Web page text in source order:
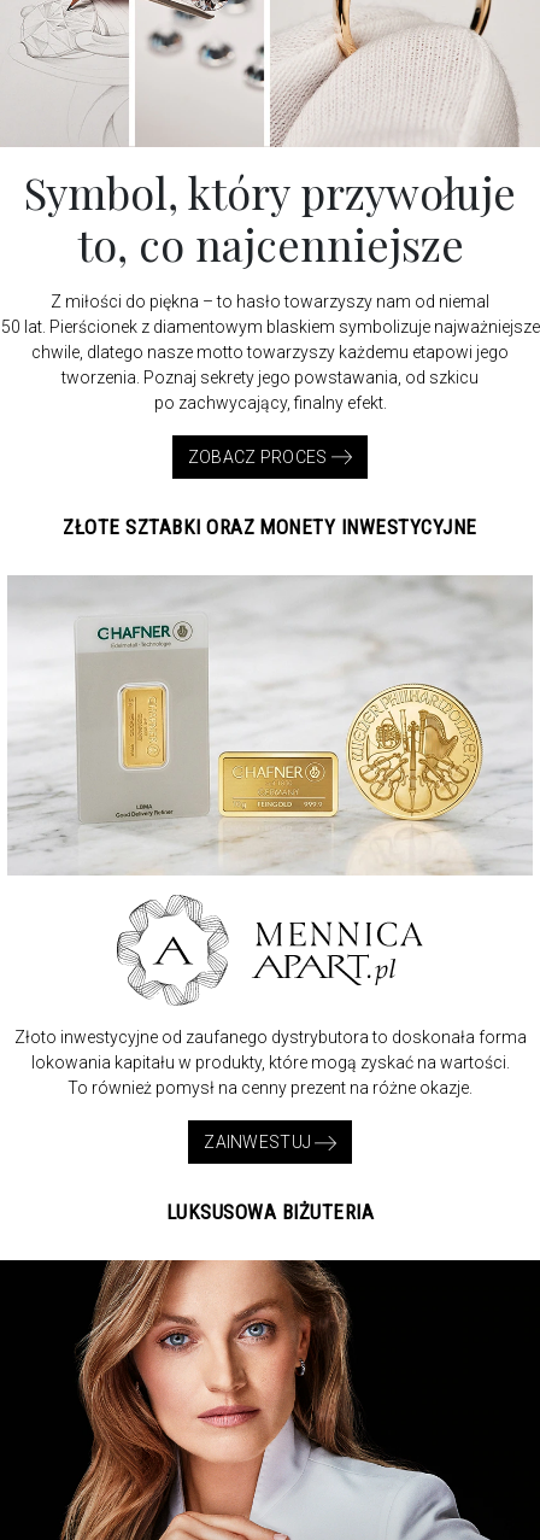
Symbol, który przywołuje
to, co najcenniejsze
Z miłości do piękna – to hasło towarzyszy nam od niemal
50 lat. Pierścionek z diamentowym blaskiem symbolizuje najważniejsze
chwile, dlatego nasze motto towarzyszy każdemu etapowi jego
tworzenia. Poznaj sekrety jego powstawania, od szkicu
po zachwycający, finalny efekt.
ZOBACZ PROCES
ZŁOTE SZTABKI ORAZ MONETY INWESTYCYJNE
Złoto inwestycyjne od zaufanego dystrybutora to doskonała forma
lokowania kapitału w produkty, które mogą zyskać na wartości.
To również pomysł na cenny prezent na różne okazje.
ZAINWESTUJ
LUKSUSOWA BIŻUTERIA